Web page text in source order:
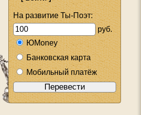
На развитие Ты-Поэт:
руб.
ЮMoney
Банковская карта
Мобильный платёж